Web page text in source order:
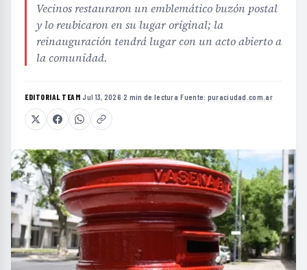
Vecinos restauraron un emblemático buzón postal
y lo reubicaron en su lugar original; la
reinauguración tendrá lugar con un acto abierto a
la comunidad.
EDITORIAL TEAM·Jul 13, 2026·2 min de lectura·Fuente: puraciudad.com.ar